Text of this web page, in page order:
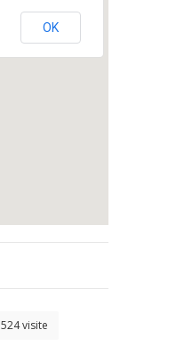
OK
524 visite